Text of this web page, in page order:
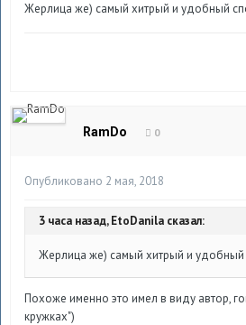
Жерлица же) самый хитрый и удобный
RamDo 0
Опубликовано 2 мая, 2018
3 часа назад, EtoDanila сказал:
Жерлица же) самый хитрый и удобный
Похоже именно это имел в виду автор,
кружках")